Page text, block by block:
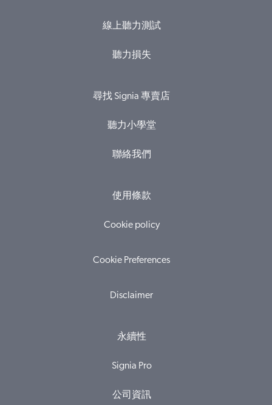
線上聽力測試
聽力損失
尋找 Signia 專賣店
聽力小學堂
聯絡我們
使用條款
Cookie policy
Cookie Preferences
Disclaimer
永續性
Signia Pro
公司資訊